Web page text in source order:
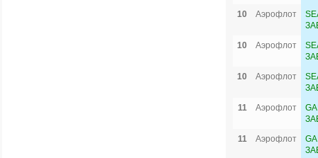
10
Аэрофлот
10
Аэрофлот
10
Аэрофлот
11
Аэрофлот
11
Аэрофлот